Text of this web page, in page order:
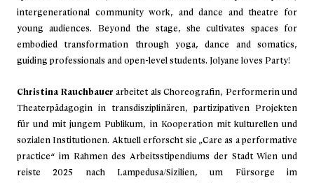
intergenerational community work, and dance and theatre for
young audiences. Beyond the stage, she cultivates spaces for
embodied transformation through yoga, dance and somatics,
guiding professionals and open-level students. Jolyane loves Party!
Christina Rauchbauer arbeitet als Choreografin, Performerin und
Theaterpädagogin in transdisziplinären, partizipativen Projekten
für und mit jungem Publikum, in Kooperation mit kulturellen und
sozialen Institutionen. Aktuell erforscht sie „Care as a performative
practice“ im Rahmen des Arbeitsstipendiums der Stadt Wien und
reiste 2025 nach Lampedusa/Sizilien, um Fürsorge im